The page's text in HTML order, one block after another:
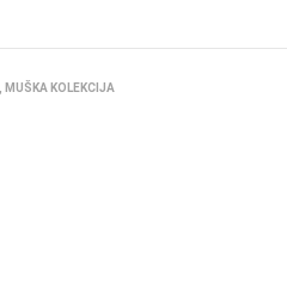
MUŠKA KOLEKCIJA